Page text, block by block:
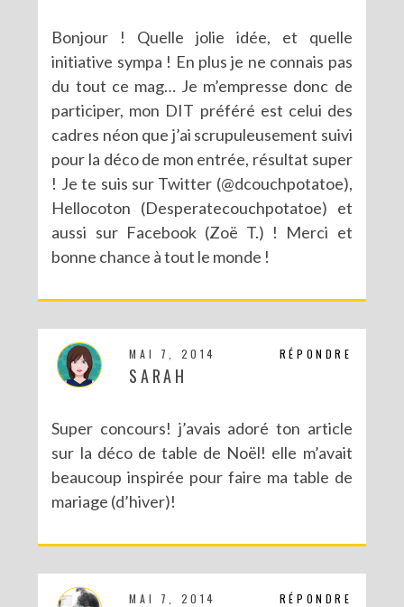
Bonjour ! Quelle jolie idée, et quelle
initiative sympa ! En plus je ne connais pas
du tout ce mag… Je m’empresse donc de
participer, mon DIT préféré est celui des
cadres néon que j’ai scrupuleusement suivi
pour la déco de mon entrée, résultat super
! Je te suis sur Twitter (@dcouchpotatoe),
Hellocoton (Desperatecouchpotatoe) et
aussi sur Facebook (Zoë T.) ! Merci et
bonne chance à tout le monde !
RÉPONDRE
MAI 7, 2014
SARAH
Super concours! j’avais adoré ton article
sur la déco de table de Noël! elle m’avait
beaucoup inspirée pour faire ma table de
mariage (d’hiver)!
RÉPONDRE
MAI 7, 2014